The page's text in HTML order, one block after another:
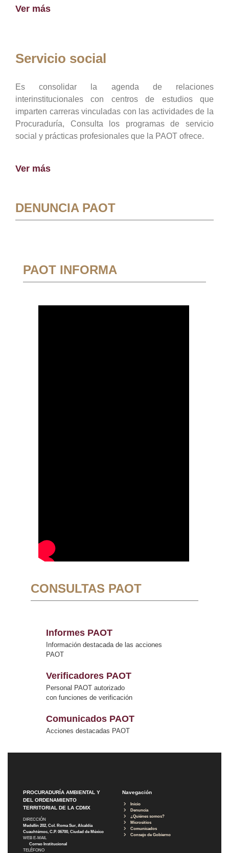
Ver más
Servicio social
Es consolidar la agenda de relaciones
interinstitucionales con centros de estudios que
imparten carreras vinculadas con las actividades de la
Procuraduría, Consulta los programas de servicio
social y prácticas profesionales que la PAOT ofrece.
Ver más
DENUNCIA PAOT
PAOT INFORMA
CONSULTAS PAOT
Informes PAOT
Información destacada de las acciones
PAOT
Verificadores PAOT
Personal PAOT autorizado
con funciones de verificación
Comunicados PAOT
Acciones destacadas PAOT
PROCURADURÍA AMBIENTAL Y
DEL ORDENAMIENTO
TERRITORIAL DE LA CDMX
DIRECCIÓN
Medellín 202, Col. Roma Sur, Alcaldía
Cuauhtémoc, C.P. 06700, Ciudad de México
WEB E-MAIL
Correo Institucional
TELÉFONO
Navegación
Inicio
Denuncia
¿Quiénes somos?
Micrositios
Comunicados
Consejo de Gobierno